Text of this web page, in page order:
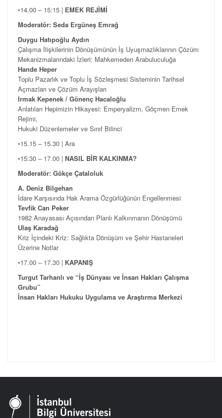
•14.00 – 15:15 | EMEK REJİMİ
Moderatör: Seda Ergüneş Emrağ
Duygu Hatıpoğlu Aydın
Çalışma İlişkilerinin Dönüşümünün İş Uyuşmazlıklarının Çözüm
Mekanizmalarındaki İzleri: Mahkemeden Arabuluculuğa
Hande Heper
Toplu Pazarlık ve Toplu İş Sözleşmesi Sisteminin Tarihsel
Açmazları ve Çözüm Arayışları
Irmak Kepenek / Gönenç Hacaloğlu
Anlatılan Hepimizin Hikayesi: Emperyalizm, Göçmen Emek
Rejimi,
Hukuki Düzenlemeler ve Sınıf Bilinci
•15.15 – 15.30 | Ara
•15:30 – 17.00 | NASIL BİR KALKINMA?
Moderatör: Gökçe Çataloluk
A. Deniz Bilgehan
İdare Karşısında Hak Arama Özgürlüğünün Engellenmesi
Tevfik Can Peker
1982 Anayasası Açısından Planlı Kalkınmanın Dönüşümü
Ulaş Karadağ
Kriz İçindeki Kriz: Sağlıkta Dönüşüm ve Şehir Hastaneleri
Üzerine Notlar
•17.00 – 17.30 | KAPANIŞ
Turgut Tarhanlı ve “İş Dünyası ve İnsan Hakları Çalışma
Grubu”
İnsan Hakları Hukuku Uygulama ve Araştırma Merkezi